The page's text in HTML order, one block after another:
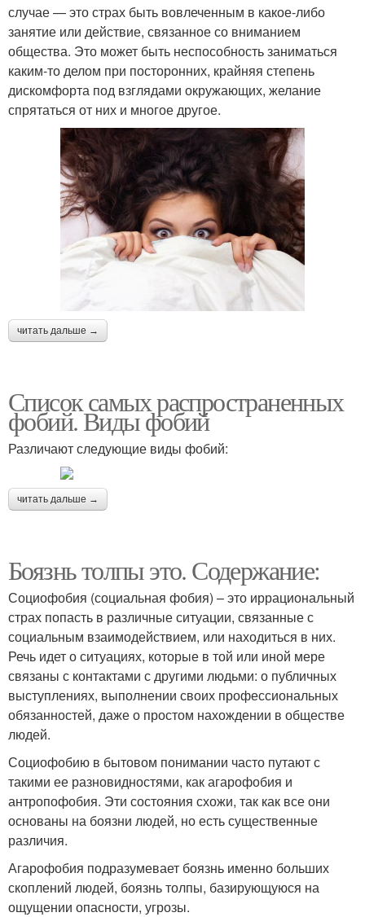
случае — это страх быть вовлеченным в какое-либо
занятие или действие, связанное со вниманием
общества. Это может быть неспособность заниматься
каким-то делом при посторонних, крайняя степень
дискомфорта под взглядами окружающих, желание
спрятаться от них и многое другое.
читать дальше →
Список самых распространенных
фобий. Виды фобий
Различают следующие виды фобий:
читать дальше →
Боязнь толпы это. Содержание:
Социофобия (социальная фобия) – это иррациональный
страх попасть в различные ситуации, связанные с
социальным взаимодействием, или находиться в них.
Речь идет о ситуациях, которые в той или иной мере
связаны с контактами с другими людьми: о публичных
выступлениях, выполнении своих профессиональных
обязанностей, даже о простом нахождении в обществе
людей.
Социофобию в бытовом понимании часто путают с
такими ее разновидностями, как агарофобия и
антропофобия. Эти состояния схожи, так как все они
основаны на боязни людей, но есть существенные
различия.
Агарофобия подразумевает боязнь именно больших
скоплений людей, боязнь толпы, базирующуюся на
ощущении опасности, угрозы.